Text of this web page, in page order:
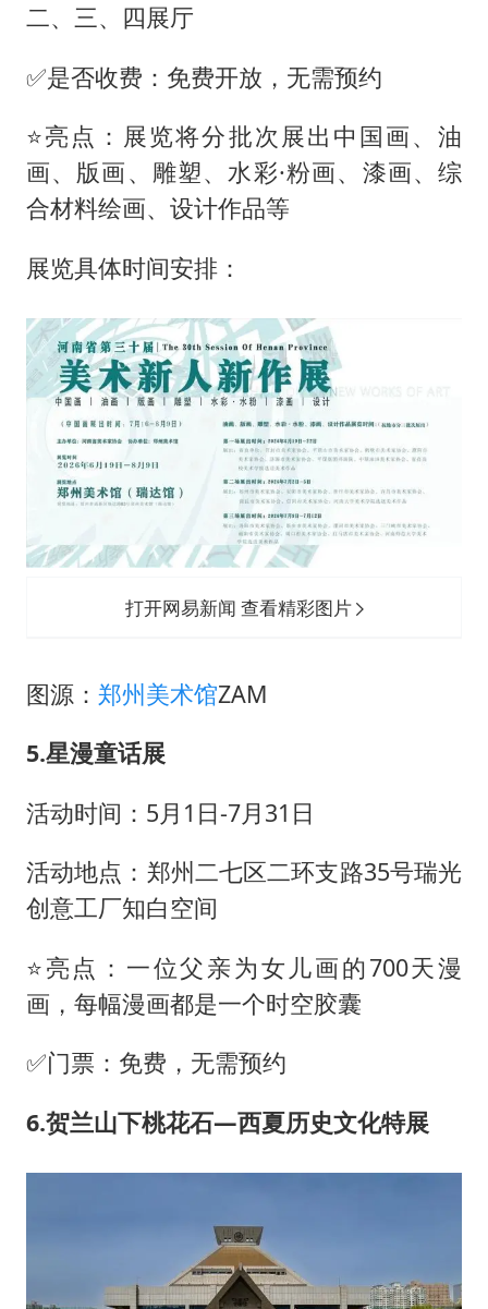
二、三、四展厅
✅是否收费：免费开放，无需预约
⭐亮点：展览将分批次展出中国画、油
画、版画、雕塑、水彩·粉画、漆画、综
合材料绘画、设计作品等
展览具体时间安排：
打开网易新闻 查看精彩图片
图源： 郑州美术馆ZAM
5.星漫童话展
️活动时间：5月1日-7月31日
活动地点：郑州二七区二环支路35号瑞光
创意工厂知白空间
⭐亮点：一位父亲为女儿画的700天漫
画，每幅漫画都是一个时空胶囊
✅门票：免费，无需预约
6.贺兰山下桃花石—西夏历史文化特展